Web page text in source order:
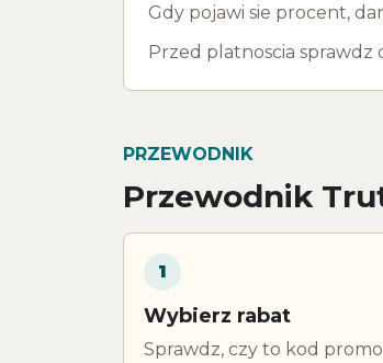
Gdy pojawi sie procent,
Przed platnoscia sprawdz
PRZEWODNIK
Przewodnik
1
Wybierz rabat
Sprawdz, czy to kod